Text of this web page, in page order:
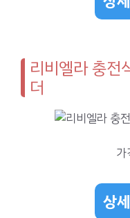
리비엘라 충전
더
가
상